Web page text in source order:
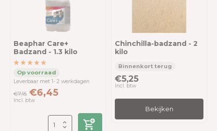
Beaphar Care+
Badzand - 1.3 kilo
Leverbaar met 1- 2 werkdagen
€7,15 €6,45
Incl. btw
Chinchilla-badzand - 2
kilo
€5,25
Incl. btw
Bekijken